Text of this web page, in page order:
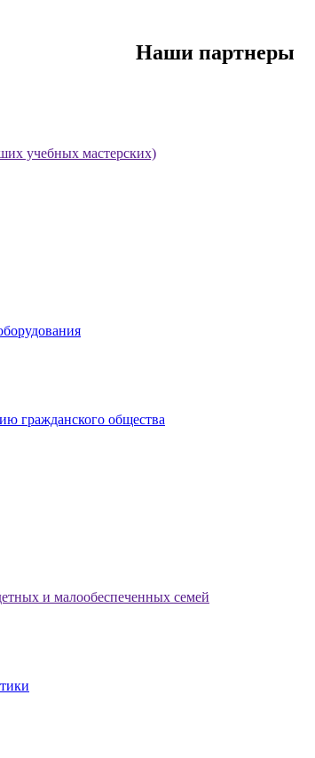
Наши партнеры
учебных мастерских)
гражданского общества
и малообеспеченных семей